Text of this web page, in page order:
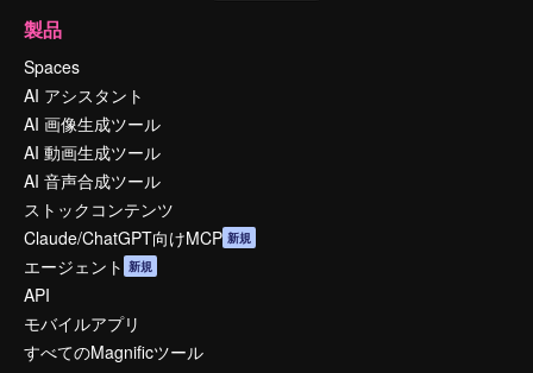
製品
Spaces
AI アシスタント
AI 画像生成ツール
AI 動画生成ツール
AI 音声合成ツール
ストックコンテンツ
Claude/ChatGPT向けMCP 新規
エージェント 新規
API
モバイルアプリ
すべてのMagnificツール